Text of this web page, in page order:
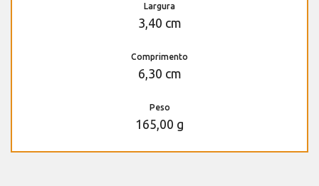
Largura
3,40 cm
Comprimento
6,30 cm
Peso
165,00 g